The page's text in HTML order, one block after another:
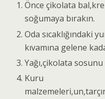
Önce çikolata
soğumaya bırakın.
Oda sıcaklığındaki
kıvamına gelene
Yağı,çikolata sosunu
Kuru